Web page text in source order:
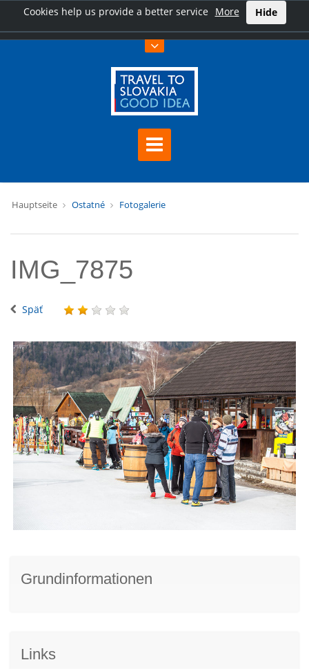
Cookies help us provide a better service More Hide
Hauptseite Ostatné Fotogalerie
IMG_7875
Späť
Grundinformationen
Links